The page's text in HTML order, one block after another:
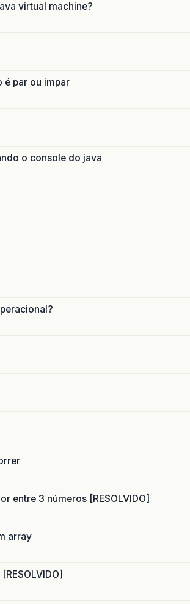
virtual machine?
é par ou impar
o console do java
entre 3 números [RESOLVIDO]
array